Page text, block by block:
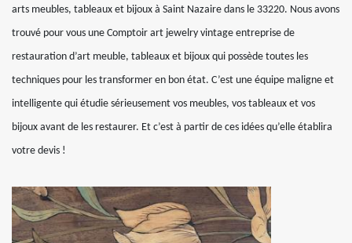
arts meubles, tableaux et bijoux à Saint Nazaire dans le 33220. Nous avons
trouvé pour vous une Comptoir art jewelry vintage entreprise de
restauration d’art meuble, tableaux et bijoux qui possède toutes les
techniques pour les transformer en bon état. C’est une équipe maligne et
intelligente qui étudie sérieusement vos meubles, vos tableaux et vos
bijoux avant de les restaurer. Et c’est à partir de ces idées qu’elle établira
votre devis !